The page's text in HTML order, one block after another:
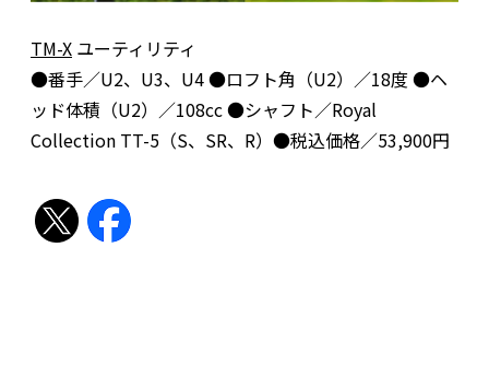
TM-X ユーティリティ
●番手／U2、U3、U4 ●ロフト角（U2）／18度 ●ヘ
ッド体積（U2）／108cc ●シャフト／Royal
Collection TT-5（S、SR、R）●税込価格／53,900円